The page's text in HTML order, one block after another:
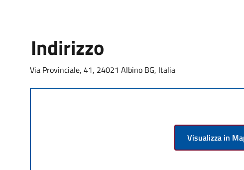
Indirizzo
Via Provinciale, 41, 24021 Albino BG, Italia
Visualizza in